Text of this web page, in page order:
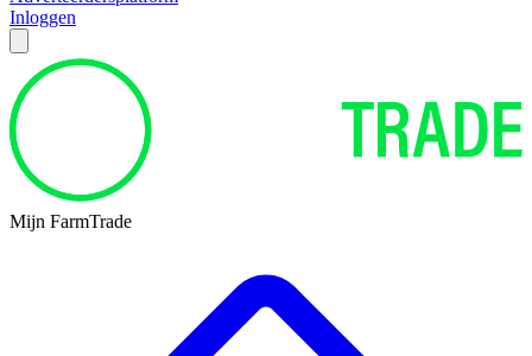
Inloggen
Mijn FarmTrade